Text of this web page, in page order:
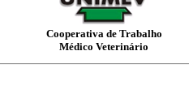
Cooperativa de Trabalho
Médico Veterinário